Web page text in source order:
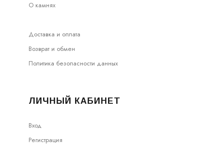
О камнях
Доставка и оплата
Возврат и обмен
Политика безопасности данных
ЛИЧНЫЙ КАБИНЕТ
Вход
Регистрация